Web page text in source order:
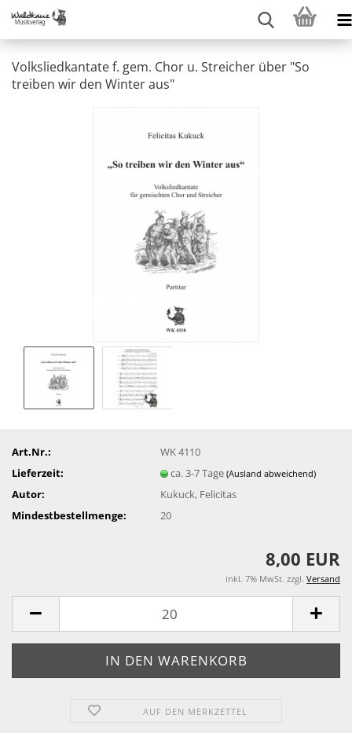
Volksliedkantate f. gem. Chor u. Streicher über "So
treiben wir den Winter aus"
Art.Nr.:
WK 4110
Lieferzeit:
ca. 3-7 Tage(Ausland abweichend)
Autor:
Kukuck, Felicitas
Mindestbestellmenge:
20
8,00 EUR
inkl. 7% MwSt. zzgl. Versand
AUF DEN MERKZETTEL